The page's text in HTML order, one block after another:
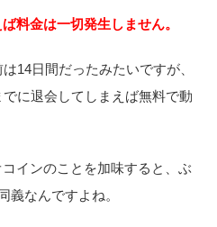
料金は一切発生しません。
14日間だったみたいですが、
に退会してしまえば無料で動
インのことを加味すると、ぶ
義なんですよね。